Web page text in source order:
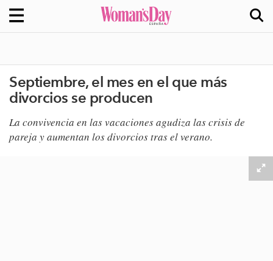
Septiembre, el mes en el que más
divorcios se producen
La convivencia en las vacaciones agudiza las crisis de
pareja y aumentan los divorcios tras el verano​.